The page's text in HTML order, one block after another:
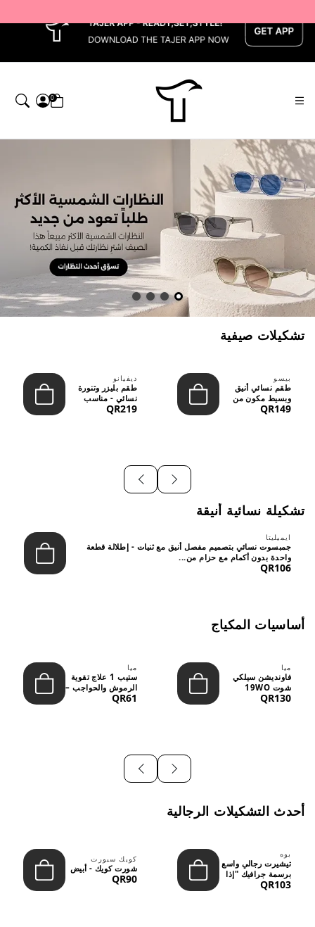
0
تاجر — Home page default h1 desc
تشكيلات صيفية
بيسو
طقم نسائي أنيق
وبسيط مكون من
قطعتين - تصميم
QR149
ديفيانو
طقم بليزر وتنورة
نسائي - مناسب
للعمل الرسمي
QR219
تشكيلة نسائية أنيقة
ايميليتا
جمبسوت نسائي بتصميم مفصل أنيق مع ثنيات - إطلالة قطعة
واحدة بدون أكمام مع حزام من...
QR106
أساسيات المكياج
ميا
فاونديشن سيلكي
شوت 19WO
ميديوم دارك بدرجة
QR130
ميا
ستيب 1 علاج تقوية
الرموش والحواجب –
12 مل
QR61
أحدث التشكيلات الرجالية
بوه
تيشيرت رجالي واسع
برسمة جرافيك "إذا
لم نُعجبك...
QR103
كويك سبورت
شورت كويك - أبيض
QR90